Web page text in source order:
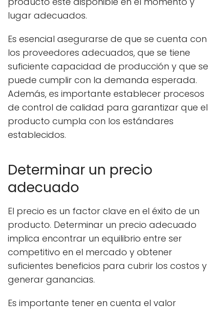
lugar adecuados.
Es esencial asegurarse de que se cuenta con
los proveedores adecuados, que se tiene
suficiente capacidad de producción y que se
puede cumplir con la demanda esperada.
Además, es importante establecer procesos
de control de calidad para garantizar que el
producto cumpla con los estándares
establecidos.
Determinar un precio
adecuado
El precio es un factor clave en el éxito de un
producto. Determinar un precio adecuado
implica encontrar un equilibrio entre ser
competitivo en el mercado y obtener
suficientes beneficios para cubrir los costos y
generar ganancias.
Es importante tener en cuenta el valor